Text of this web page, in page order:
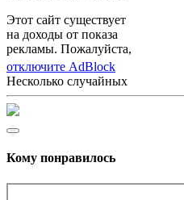
Этот сайт существует
на доходы от показа
рекламы. Пожалуйста,
отключите AdBlock
Несколько случайных
Кому понравилось